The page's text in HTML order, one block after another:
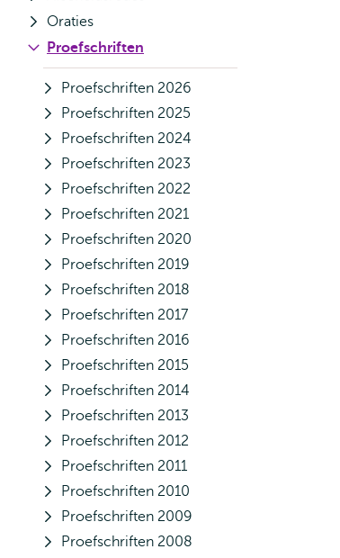
Oraties
Proefschriften
Proefschriften 2026
Proefschriften 2025
Proefschriften 2024
Proefschriften 2023
Proefschriften 2022
Proefschriften 2021
Proefschriften 2020
Proefschriften 2019
Proefschriften 2018
Proefschriften 2017
Proefschriften 2016
Proefschriften 2015
Proefschriften 2014
Proefschriften 2013
Proefschriften 2012
Proefschriften 2011
Proefschriften 2010
Proefschriften 2009
Proefschriften 2008